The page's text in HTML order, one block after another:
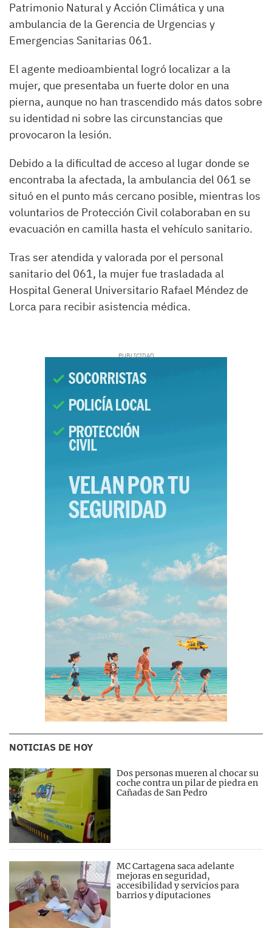
Patrimonio Natural y Acción Climática y una
ambulancia de la Gerencia de Urgencias y
Emergencias Sanitarias 061.
El agente medioambiental logró localizar a la
mujer, que presentaba un fuerte dolor en una
pierna, aunque no han trascendido más datos sobre
su identidad ni sobre las circunstancias que
provocaron la lesión.
Debido a la dificultad de acceso al lugar donde se
encontraba la afectada, la ambulancia del 061 se
situó en el punto más cercano posible, mientras los
voluntarios de Protección Civil colaboraban en su
evacuación en camilla hasta el vehículo sanitario.
Tras ser atendida y valorada por el personal
sanitario del 061, la mujer fue trasladada al
Hospital General Universitario Rafael Méndez de
Lorca para recibir asistencia médica.
NOTICIAS DE HOY
Dos personas mueren al chocar su
coche contra un pilar de piedra en
Cañadas de San Pedro
MC Cartagena saca adelante
mejoras en seguridad,
accesibilidad y servicios para
barrios y diputaciones